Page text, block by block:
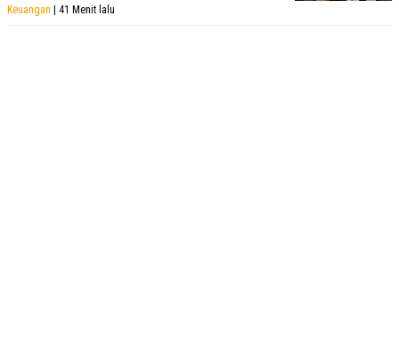
Keuangan | 41 Menit lalu